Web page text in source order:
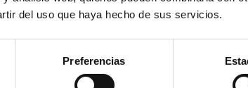
del uso que haya hecho de sus servicios.
Preferencias
No hay eventos